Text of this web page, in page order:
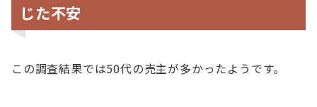
じた不安
この調査結果では50代の売主が多かったようです。